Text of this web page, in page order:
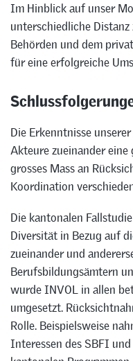
Im Hinblick auf unser
unterschiedliche
Behörden und dem
für eine erfolgreiche
Die Erkenntnisse
Akteure zueinander eine
grosses Mass an
Koordination
Die kantonalen
Diversität in Bezug auf
zueinander und
Berufsbildungsämtern
wurde INVOL in allen
umgesetzt.
Rolle. Beispielsweise
Interessen des SBFI